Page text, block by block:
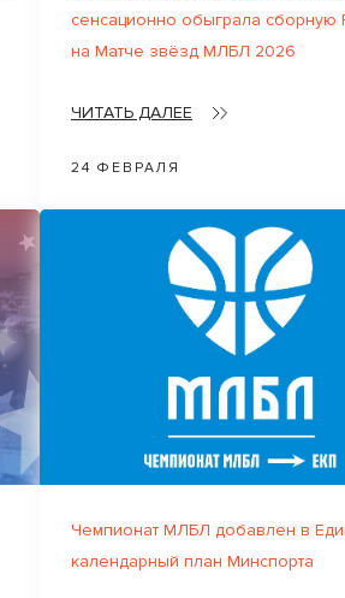
сенсационно обыграла сборную
на Матче звёзд МЛБЛ 2026
ЧИТАТЬ ДАЛЕЕ
24 ФЕВРАЛЯ
Чемпионат МЛБЛ добавлен в
календарный план Минспорта